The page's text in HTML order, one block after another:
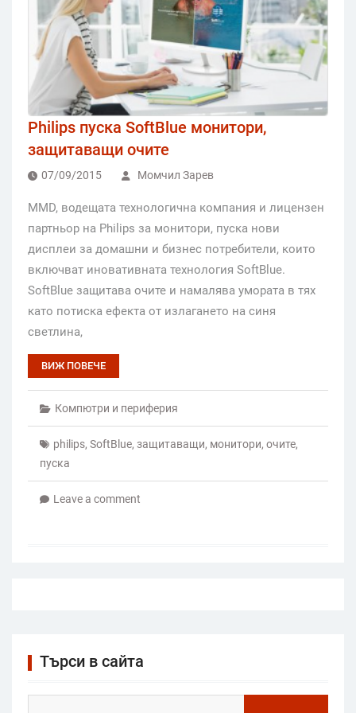
Philips пуска SoftBlue монитори,
защитаващи очите
07/09/2015 Момчил Зарев
MMD, водещата технологична компания и лицензен
партньор на Philips за монитори, пуска нови
дисплеи за домашни и бизнес потребители, които
включват иновативната технология SoftBlue.
SoftBlue защитава очите и намалява умората в тях
като потиска ефекта от излагането на синя
светлина,
ВИЖ ПОВЕЧЕ
Компютри и периферия
philips, SoftBlue, защитаващи, монитори, очите,
пуска
Leave a comment
Търси в сайта